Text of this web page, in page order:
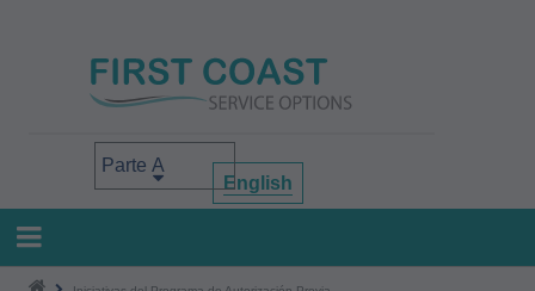
Select your area of interest
English